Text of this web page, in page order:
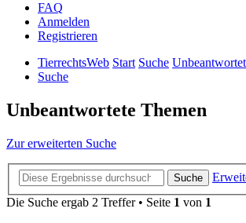
FAQ
Anmelden
Registrieren
TierrechtsWeb Start Suche
Suche
Unbeantwortete Themen
Zur erweiterten Suche
Suche
Die Suche ergab 2 Treffer • Seite 1 von 1